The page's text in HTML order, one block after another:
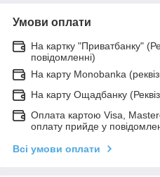
Умови оплати
На картку "Приватбанку"
повідомленні)
На карту Monobanka
На карту Ощадбанку
Оплата картою Visa,
оплату прийде у
Всі умови оплати